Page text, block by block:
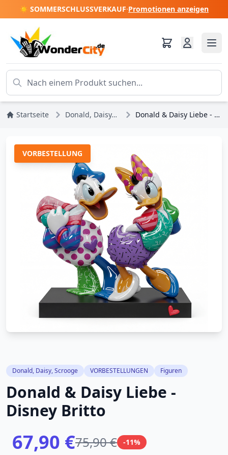
☀️ SOMMERSCHLUSSVERKAUF·Promotionen anzeigen
Startseite Donald, Daisy, Scrooge Donald & Daisy Liebe - Disney Britto
VORBESTELLUNG
Donald, Daisy, Scrooge VORBESTELLUNGEN Figuren
Donald & Daisy Liebe -
Disney Britto
67,90 €75,90 € -11%